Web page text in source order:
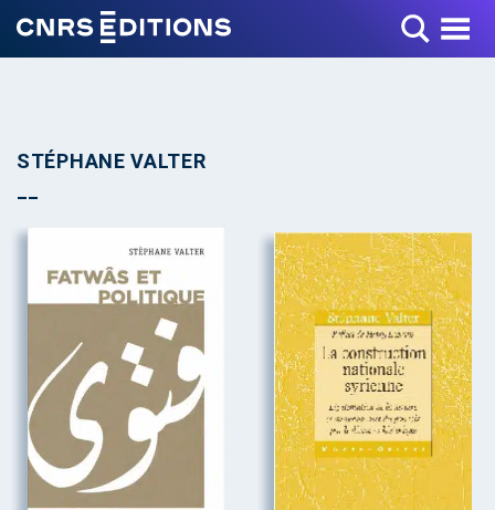
Toggle Menu
STÉPHANE VALTER